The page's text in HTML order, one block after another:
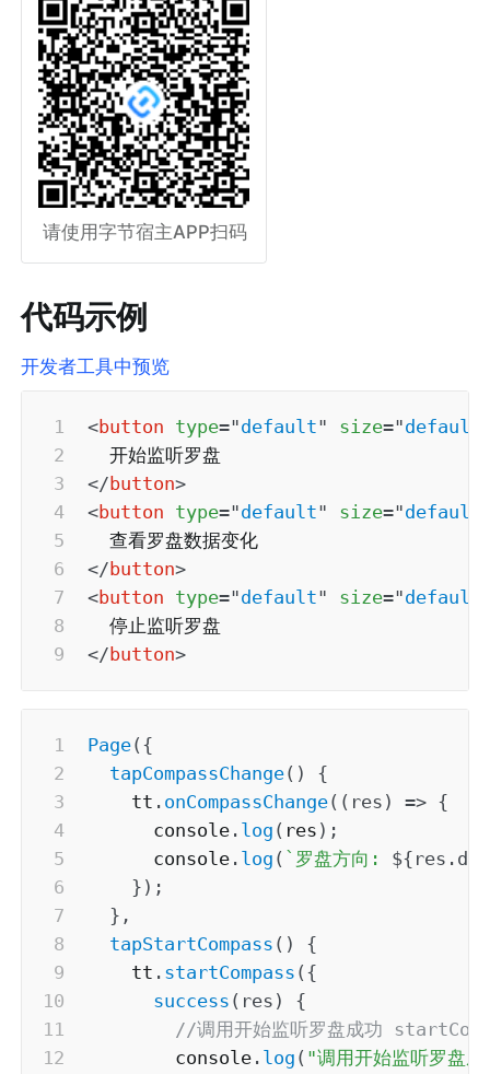
请使用字节宿主APP扫码
代码示例
开发者工具中预览
<button type="default" size="default
</ button>
<button type="default" size="default
</ button>
<button type="default" size="default
</ button>
Page( {
tapCompassChange( )
{
    tt
. onCompassChange( ( res ) => {
      console
. log ( res ) ;
      console
. log ( ` 罗盘方向: ${ res .
} ) ;
} ,
tapStartCompass ( )
{
    tt
. startCompass ( {
success ( res )
{
//调用开始监听罗盘成功
        console
. log ( "调用开始监听罗盘